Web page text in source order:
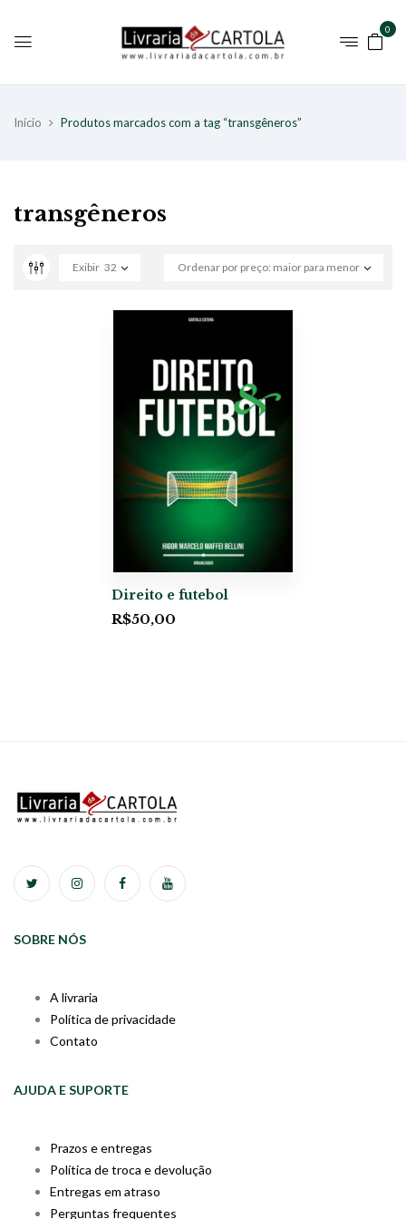
0
Início Produtos marcados com a tag “transgêneros”
transgêneros
Ordenar por preço: maior para menor
Exibir 32
Direito e futebol
R$50,00
SOBRE NÓS
A livraria
Política de privacidade
Contato
AJUDA E SUPORTE
Prazos e entregas
Política de troca e devolução
Entregas em atraso
Perguntas frequentes